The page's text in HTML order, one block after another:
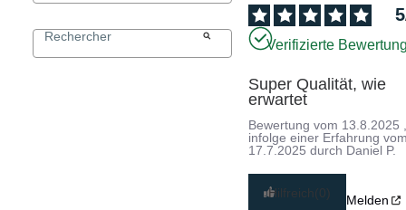
5
Verifizierte
Super Qualität, wie
erwartet
Bewertung vom 13.8.2025
infolge einer Erfahrung
17.7.2025 durch Daniel P.
Hilfreich(0) Melden